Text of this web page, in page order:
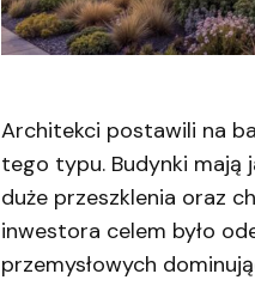
Architekci postawili na
tego typu. Budynki mają
duże przeszklenia oraz
inwestora celem było
przemysłowych